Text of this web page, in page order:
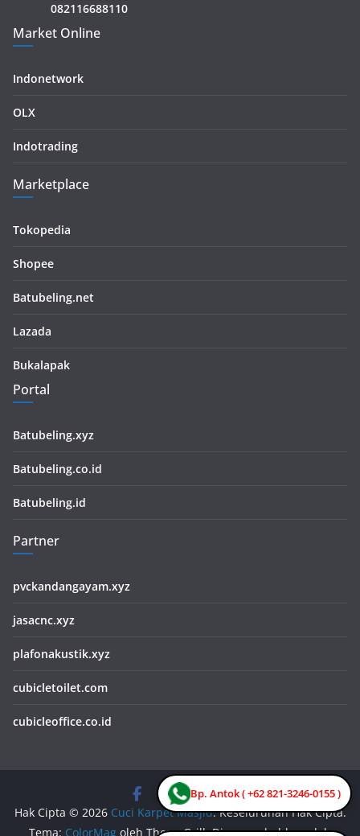
Bp. Antok ( +62 821-3246-0155 )
082116688110
Market Online
Indonetwork
OLX
Indotrading
Marketplace
Tokopedia
Shopee
Batubeling.net
Lazada
Bukalapak
Portal
Batubeling.xyz
Batubeling.co.id
Batubeling.id
Partner
pvckandangayam.xyz
jasacnc.xyz
plafonakustik.xyz
cubicletoilet.com
cubicleoffice.co.id
Hak Cipta © 2026 Cuci Karpet Masjid. Keseluruhan Hak Cipta.
Tema: ColorMag oleh ThemeGrill. Dipersembahkan oleh